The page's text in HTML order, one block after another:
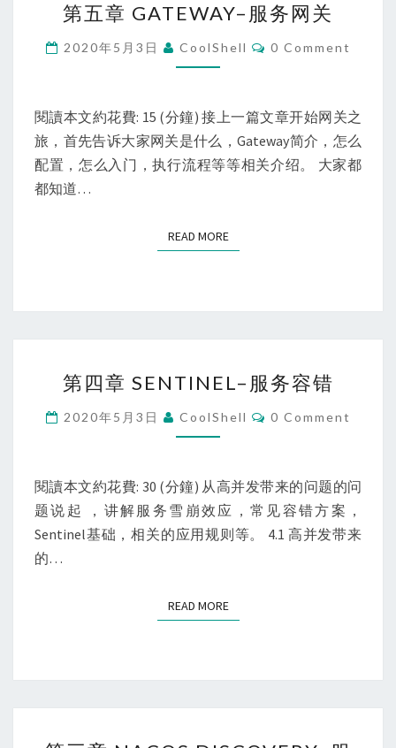
五
章
GATEWAY
服
务
网
第五章 GATEWAY–服务网关
2020年5月3日 CoolShell Comments
0 Comment
閱讀本文約花費: 15 (分鐘) 接上一篇文章开始网关之
旅，首先告诉大家网关是什么，Gateway简介，怎么
配置，怎么入门，执行流程等等相关介绍。 大家都
都知道…
READ MOREREAD MORE
四
章
SENTINEL
服
务
容
第四章 SENTINEL–服务容错
2020年5月3日 CoolShell Comments
0 Comment
閱讀本文約花費: 30 (分鐘) 从高并发带来的问题的问
题说起 ，讲解服务雪崩效应，常见容错方案，
Sentinel基础，相关的应用规则等。 4.1 高并发带来
的…
READ MOREREAD MORE